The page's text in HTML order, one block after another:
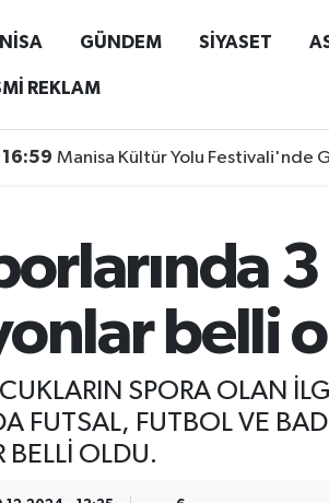
GÜNDEM SİYASET
REKLAM
16:59 Manisa Kültür Yolu Festivali'nde
belli
SPORA OLAN
FUTSAL, FUTBOL VE
BELLİ OLDU.